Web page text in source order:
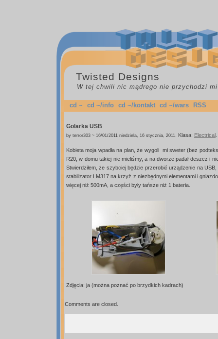
Twisted Designs
W tej chwili nic mądrego nie przychodzi mi
cd ~ cd ~/info cd ~/kontakt cd ~/wars RSS
Golarka USB
by terror303 ~ 16/01/2011 niedziela, 16 stycznia, 2011 Klasa: Electrical
Kobieta moja wpadła na plan, że wygoli mi sweter (bez
R20, w domu takiej nie mieliśmy, a na dworze padał deszcz i
Stwierdziłem, że szybciej będzie przerobić urządzenie na
stabilizator LM317 na krzyż z niezbędnymi elementami i
więcej niż 500mA, a części były tańsze niż 1 bateria.
Zdjęcia: ja (można poznać po brzydkich kadrach)
Comments are closed.